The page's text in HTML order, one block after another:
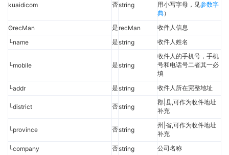
kuaidicom 否string
用小写字母，见参数字
典）
ΘrecMan
是 recMan
收件人信息
└name
是string 收件人姓名
└mobile 是string
收件人的手机号，手机
号和电话号二者其一必
填
└addr
是string 收件人所在完整地址
└district 否string
郡|县,可作为收件地址
补充
└province 否string
州|省,可作为收件地址
补充
└company
否string 公司名称